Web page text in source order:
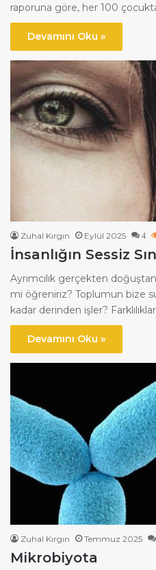
raporuna göre, her 100
Devamını Oku »
Zuhal Kırgın Eylül 2025 4
İnsanlığın Sessiz
Ayrımcılık gerçekten
mi öğreniriz? Toplumun bize
kadar derinden işler?
Devamını Oku »
Zuhal Kırgın Temmuz 2025
Mikrobiyota